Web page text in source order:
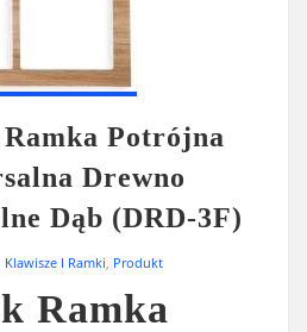
Potrójna
Drewno
Dąb (DRD-3F)
Klawisze I Ramki Produkt
Ramka